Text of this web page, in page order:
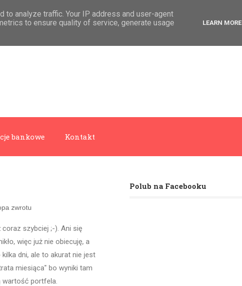
bankowe Kontakt
zwrotu
coraz szybciej ;-). Ani się
więc już nie obiecuję, a
dni, ale to akurat nie jest
miesiąca" bo wyniki tam
wartość portfela.
Polub na Facebooku
analyze traffic. Your IP address and user-agent
to ensure quality of service, generate usage
LEARN MORE